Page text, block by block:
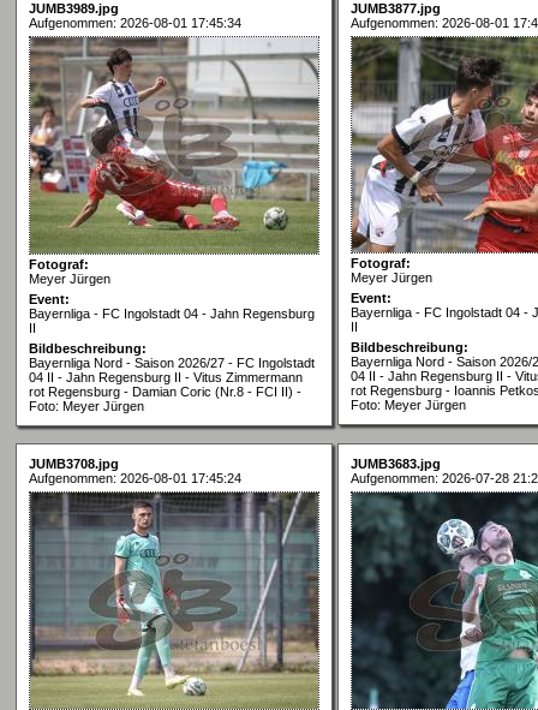
JUMB3989.jpg
Aufgenommen: 2026-08-01 17:45:34
Fotograf:
Meyer Jürgen
Event:
Bayernliga - FC Ingolstadt 04 - Jahn Regensburg
II
Bildbeschreibung:
Bayernliga Nord - Saison 2026/27 - FC Ingolstadt
04 II - Jahn Regensburg II - Vitus Zimmermann
rot Regensburg - Damian Coric (Nr.8 - FCI II) -
Foto: Meyer Jürgen
JUMB3877.jpg
Aufgenommen: 2026-08-01
Fotograf:
Meyer Jürgen
Event:
Bayernliga - FC Ingolstadt 04 -
II
Bildbeschreibung:
Bayernliga Nord - Saison 2026/
04 II - Jahn Regensburg II -
rot Regensburg - Ioannis
Foto: Meyer Jürgen
JUMB3708.jpg
Aufgenommen: 2026-08-01 17:45:24
JUMB3683.jpg
Aufgenommen: 2026-07-28